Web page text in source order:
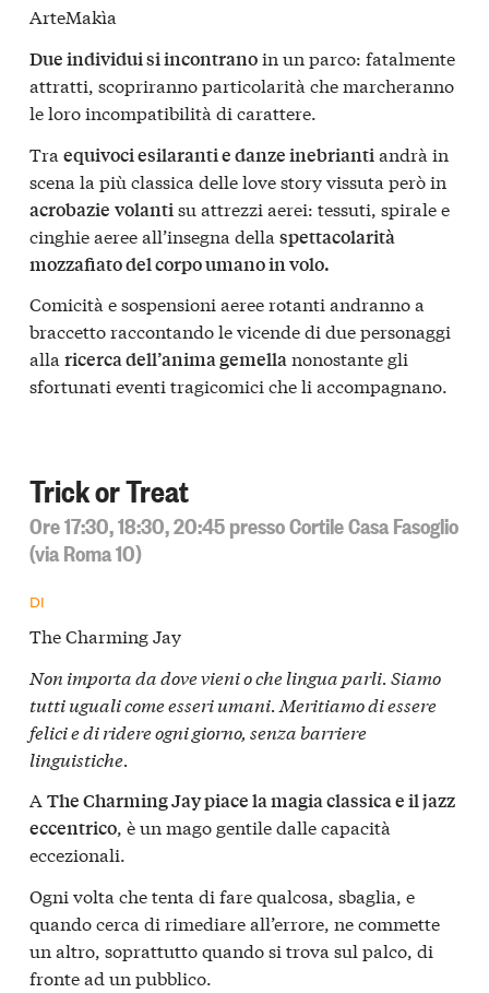
ArteMakìa
Due individui si incontranoin un parco: fatalmente
attratti, scopriranno particolarità che marcheranno
le loro incompatibilità di carattere.
Tra equivoci esilaranti e danze inebrianti andrà in
scena la più classica delle love story vissuta però in
acrobazie volanti su attrezzi aerei: tessuti, spirale e
cinghie aeree all’insegna della spettacolarità
mozzafiato del corpo umano in volo.
Comicità e sospensioni aeree rotanti andranno a
braccetto raccontando le vicende di due personaggi
alla ricerca dell’anima gemellanonostante gli
sfortunati eventi tragicomici che li accompagnano.
Trick or Treat
Ore 17:30, 18:30, 20:45 presso Cortile Casa Fasoglio
(via Roma 10)
DI
The Charming Jay
Non importa da dove vieni o che lingua parli. Siamo
tutti uguali come esseri umani. Meritiamo di essere
felici e di ridere ogni giorno, senza barriere
linguistiche.
A The Charming Jay piace la magia classica e il jazz
eccentrico, è un mago gentile dalle capacità
eccezionali.
Ogni volta che tenta di fare qualcosa, sbaglia, e
quando cerca di rimediare all’errore, ne commette
un altro, soprattutto quando si trova sul palco, di
fronte ad un pubblico.